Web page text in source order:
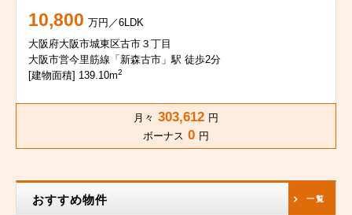
10,800 万円／6LDK
大阪府大阪市城東区古市３丁目
大阪市営今里筋線「新森古市」駅 徒歩2分
[建物面積] 139.10m2
月々 303,612 円
ボーナス 0 円
おすすめ物件 一覧